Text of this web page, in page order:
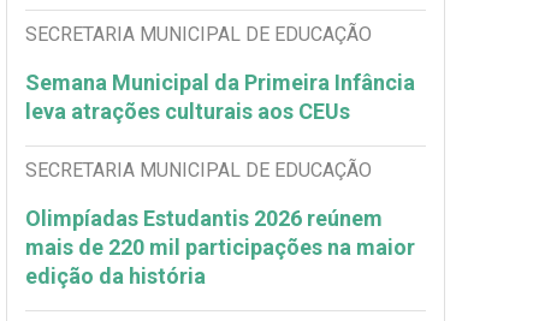
SECRETARIA MUNICIPAL DE EDUCAÇÃO
Semana Municipal da Primeira Infância
leva atrações culturais aos CEUs
SECRETARIA MUNICIPAL DE EDUCAÇÃO
Olimpíadas Estudantis 2026 reúnem
mais de 220 mil participações na maior
edição da história